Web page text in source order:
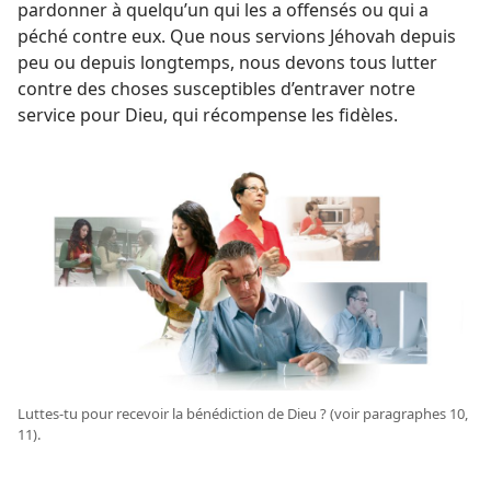
pardonner à quelqu’un qui les a offensés ou qui a
péché contre eux. Que nous servions Jéhovah depuis
peu ou depuis longtemps, nous devons tous lutter
contre des choses susceptibles d’entraver notre
service pour Dieu, qui récompense les fidèles.
Luttes-​tu pour recevoir la bénédiction de Dieu ? (voir paragraphes 10,
11).